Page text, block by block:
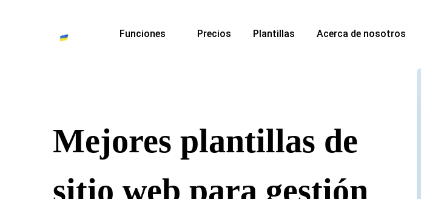
Funciones Precios Plantillas Acerca de nosotros
Mejores plantillas de
sitio web para gestión